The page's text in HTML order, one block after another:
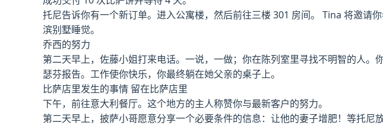
托尼告诉你有一个新订单。进入公寓楼，然后前往三楼 301 房间。 Tina 将邀请
滨别墅睡觉。
乔西的努力
第二天早上，佐藤小姐打来电话。一说，一做；你在陈列室里寻找不明智的人
瑟芬报告。工作使你快乐，你最终躺在她父亲的桌子上。
比萨店里发生的事情 留在比萨店里
下午，前往意大利餐厅。这个地方的主人称赞你与最新客户的努力。
第二天早上，披萨小哥愿意分享一个必要条件的信息：让他的妻子增肥！等托尼